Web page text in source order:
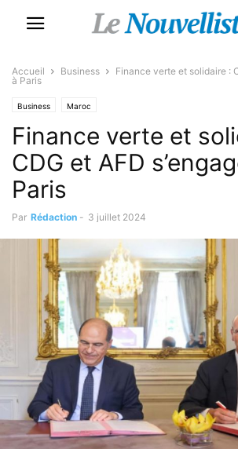
Accueil Business
Finance verte et solidaire :
à Paris
Business Maroc
Finance verte et
CDG et AFD
Paris
Par Rédaction - 3 juillet 2024